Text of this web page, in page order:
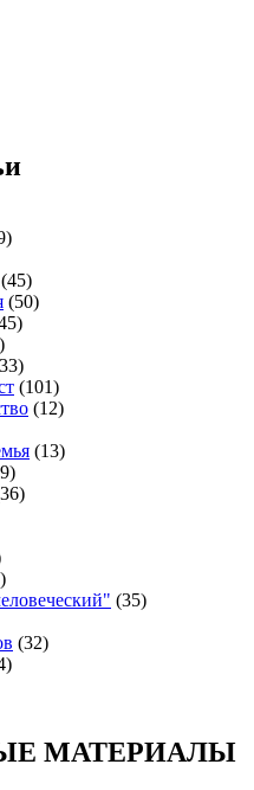
(45)
(50)
(101)
(12)
(13)
(35)
(32)
МАТЕРИАЛЫ